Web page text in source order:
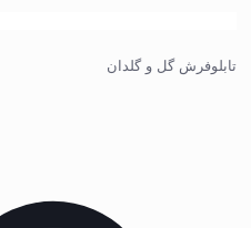
تابلوفرش گل و گلدان